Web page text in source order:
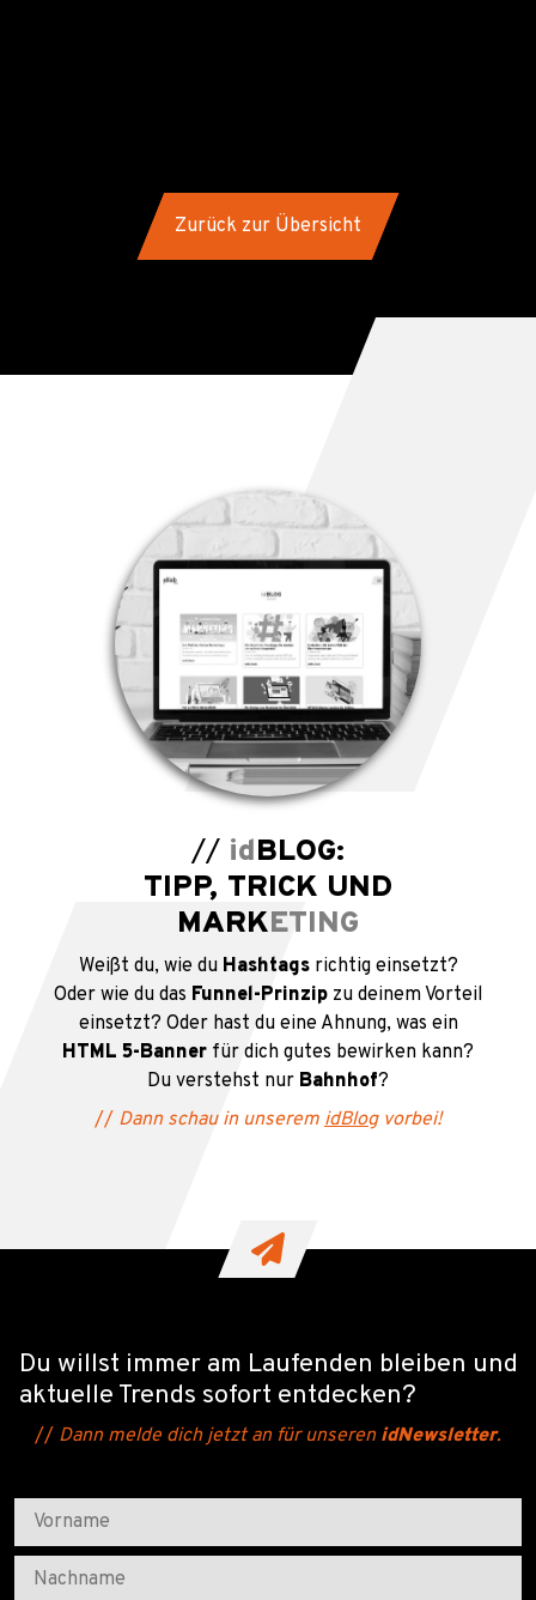
Jetzt anfragen
Zurück zur Übersicht
// idBLOG:
TIPP, TRICK UND
MARKETING
Weißt du, wie du Hashtagsrichtig einsetzt?
Oder wie du das Funnel-Prinzipzu deinem Vorteil
einsetzt? Oder hast du eine Ahnung, was ein
HTML 5-Banner für dich gutes bewirken kann?
Du verstehst nur Bahnhof?
// Dann schau in unserem idBlogvorbei!
Du willst immer am Laufenden bleiben und
aktuelle Trends sofort entdecken?
// Dann melde dich jetzt an für unseren idNewsletter.